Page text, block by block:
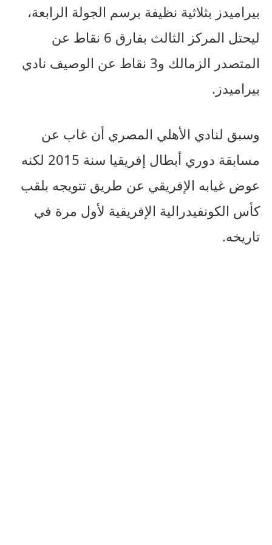
بيراميدز بثلاثية نظيفة برسم الجولة الرابعة،
ليحتل المركز الثالث بفارق 6 نقاط عن
المتصدر الزمالك و3 نقاط عن الوصيف نادي
بيراميدز.
وسبق لنادي الأهلي المصري أن غاب عن
مسابقة دوري أبطال إفريقيا سنة 2015 لكنه
عوض غيابه الإفريقي عن طريق تتويجه بلقب
كأس الكونفيدرالية الإفريقية لأول مرة في
تاريخه.